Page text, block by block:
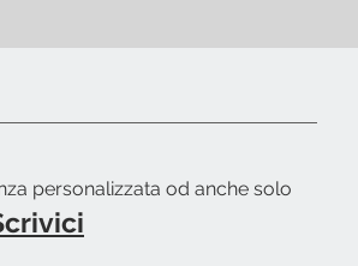
personalizzata od anche solo